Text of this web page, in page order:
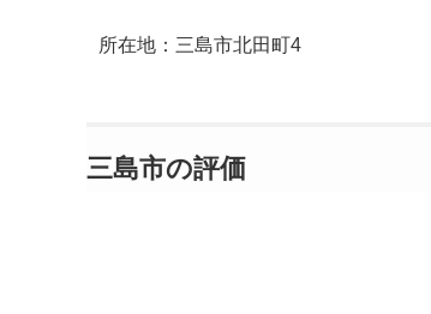
所在地：三島市北田町4
三島市の評価